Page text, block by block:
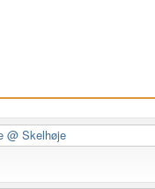
@ Skelhøje